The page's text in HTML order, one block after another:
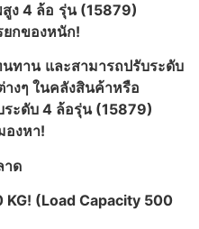
ง 4 ล้อ รุ่น (15879)
ยกของหนัก!
ทาน และสามารถปรับระดับ
งๆ ในคลังสินค้าหรือ
ะดับ 4 ล้อรุ่น (15879)
งหา!
ด
(Load Capacity 500